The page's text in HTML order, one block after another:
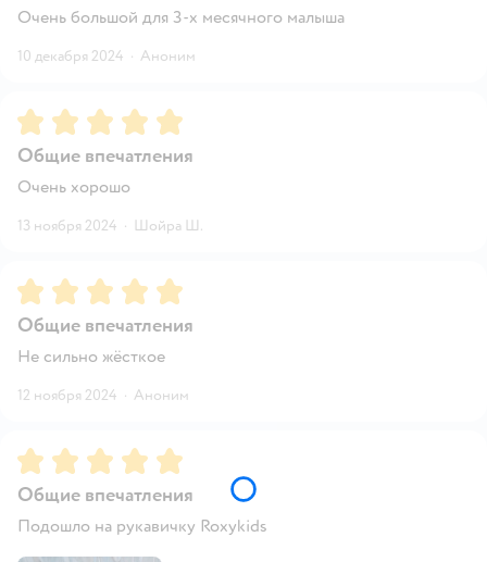
Очень большой для 3-х месячного малыша
10 декабря 2024 · Аноним
Рейтинг:5
Общие впечатления
Очень хорошо
13 ноября 2024 · Шойра Ш.
Рейтинг:5
Общие впечатления
Не сильно жёсткое
12 ноября 2024 · Аноним
Рейтинг:5
Общие впечатления
Подошло на рукавичку Roxykids